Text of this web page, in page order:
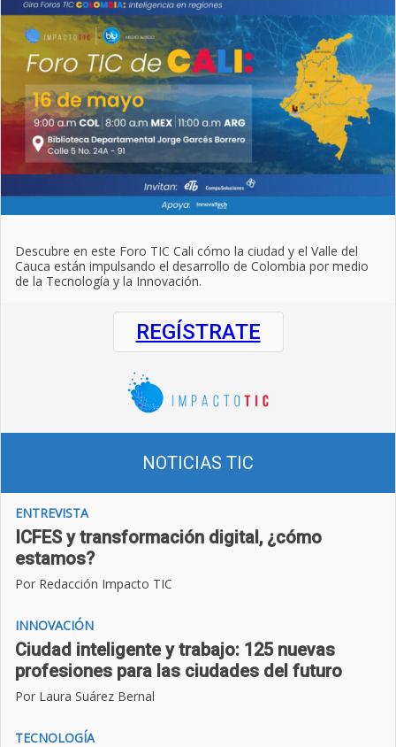
Descubre en este Foro TIC Cali cómo la ciudad y el Valle del
Cauca están impulsando el desarrollo de Colombia por medio
de la Tecnología y la Innovación.
REGÍSTRATE
NOTICIAS TIC
ENTREVISTA
ICFES y transformación digital, ¿cómo
estamos?
Por Redacción Impacto TIC
INNOVACIÓN
Ciudad inteligente y trabajo: 125 nuevas
profesiones para las ciudades del futuro
Por Laura Suárez Bernal
TECNOLOGÍA